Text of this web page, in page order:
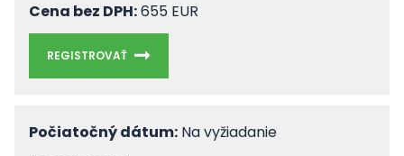
Cena bez DPH:655 EUR
REGISTROVAŤ
Počiatočný dátum: Na vyžiadanie